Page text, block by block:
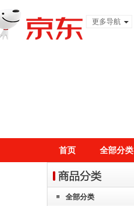
更多导航
首页 全部分类
全部分类